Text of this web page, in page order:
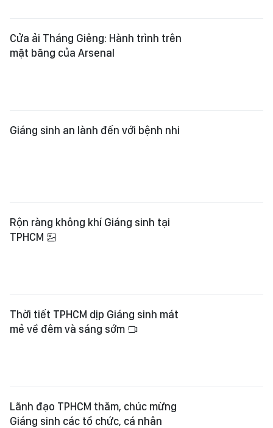
Cửa ải Tháng Giêng: Hành trình trên
mặt băng của Arsenal
Giáng sinh an lành đến với bệnh nhi
Rộn ràng không khí Giáng sinh tại
TPHCM
Thời tiết TPHCM dịp Giáng sinh mát
mẻ về đêm và sáng sớm
Lãnh đạo TPHCM thăm, chúc mừng
Giáng sinh các tổ chức, cá nhân